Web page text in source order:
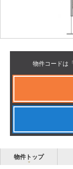
物件コードは「
物件トップ